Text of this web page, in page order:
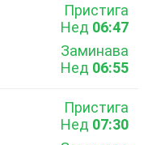
Пристига
Нед 06:47
Заминава
Нед 06:55
Пристига
Нед 07:30